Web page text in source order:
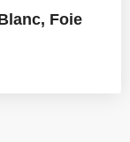
Foie